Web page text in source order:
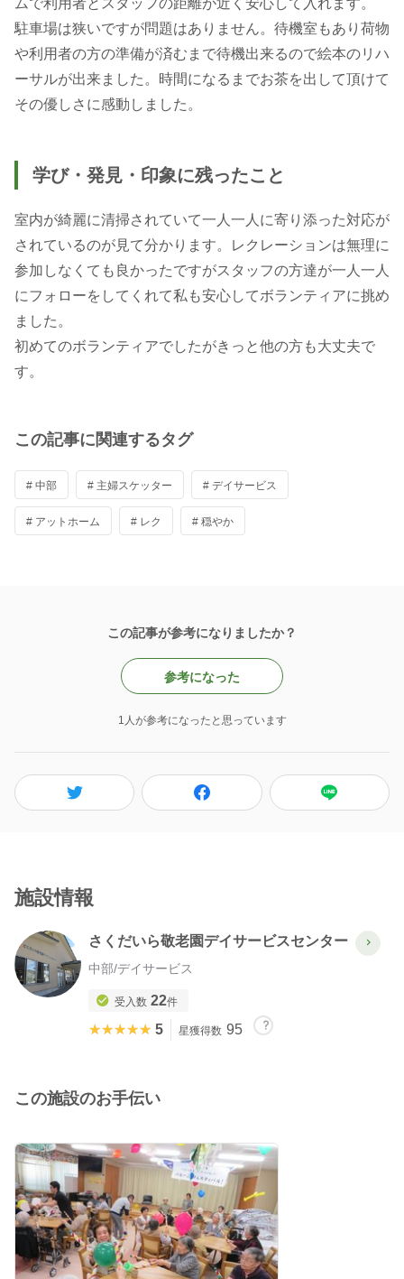
駐車場は狭いですが問題はありません。待機室もあり荷物
や利用者の方の準備が済むまで待機出来るので絵本のリハ
ーサルが出来ました。時間になるまでお茶を出して頂けて
その優しさに感動しました。
学び・発見・印象に残ったこと
室内が綺麗に清掃されていて一人一人に寄り添った対応が
されているのが見て分かります。レクレーションは無理に
参加しなくても良かったですがスタッフの方達が一人一人
にフォローをしてくれて私も安心してボランティアに挑め
ました。
初めてのボランティアでしたがきっと他の方も大丈夫で
す。
この記事に関連するタグ
# 中部 # 主婦スケッター # デイサービス
# アットホーム # レク # 穏やか
この記事が参考になりましたか？
参考になった
1人が参考になったと思っています
施設情報
さくだいら敬老園デイサービスセンター
中部/デイサービス
受入数 22件
★★★★★
★★★★★ 5 星獲得数 95
この施設のお手伝い